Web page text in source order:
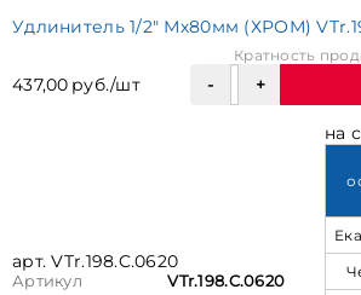
Удлинитель 1/2" Мх80мм (ХРОМ)
437,00 руб./шт
Кратность
арт. VTr.198.C.0620
Артикул
VTr.198.C.0620
на